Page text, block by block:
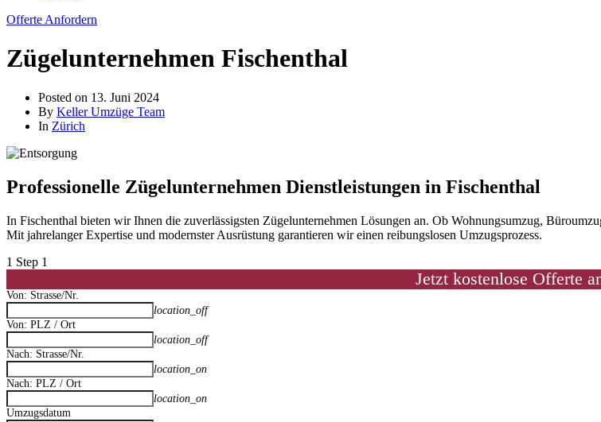
Offerte Anfordern
Zügelunternehmen Fischenthal
Posted on 13. Juni 2024
By Keller Umzüge Team
In Zürich
Professionelle Zügelunternehmen Dienstleistungen in Fischenthal
In Fischenthal bieten wir Ihnen die zuverlässigsten Zügelunternehmen Lösungen an. Ob Wohnungsumzug,
Mit jahrelanger Expertise und modernster Ausrüstung garantieren wir einen reibungslosen Umzugsprozess.
1 Step 1
Jetzt kostenlose Offerte
Von: Strasse/Nr.
location_off
Von: PLZ / Ort
location_off
Nach: Strasse/Nr.
location_on
Nach: PLZ / Ort
location_on
Umzugsdatum